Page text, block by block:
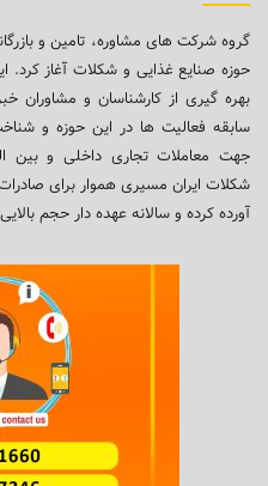
حوزه صنایع غذایی و شکلات آغاز کرد.
بهره گیری از کارشناسان و
سابقه فعالیت ها در این حوزه و
جهت معاملات تجاری داخلی و بین
شکلات ایران مسیری هموار برای
آورده کرده و سالانه عهده دار حجم